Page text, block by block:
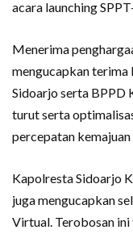
acara launching
Menerima
mengucapkan terima
Sidoarjo serta BPPD
turut serta
percepatan kemajuan
Kapolresta Sidoarjo
juga mengucapkan
Virtual. Terobosan ini